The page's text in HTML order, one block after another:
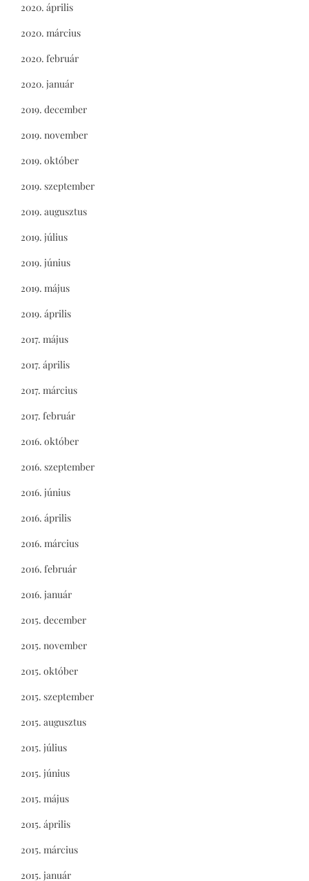
2020. április
2020. március
2020. február
2020. január
2019. december
2019. november
2019. október
2019. szeptember
2019. augusztus
2019. július
2019. június
2019. május
2019. április
2017. május
2017. április
2017. március
2017. február
2016. október
2016. szeptember
2016. június
2016. április
2016. március
2016. február
2016. január
2015. december
2015. november
2015. október
2015. szeptember
2015. augusztus
2015. július
2015. június
2015. május
2015. április
2015. március
2015. január